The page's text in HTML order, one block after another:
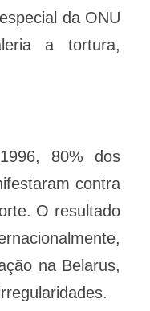
da ONU
a tortura,
80% dos
contra
O resultado
na Belarus,